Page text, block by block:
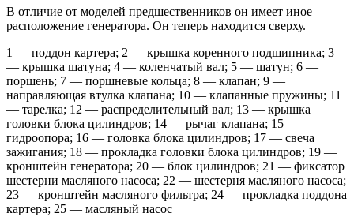
В отличие от моделей предшественников он имеет иное
расположение генератора. Он теперь находится сверху.
1 — поддон картера; 2 — крышка коренного подшипника; 3
— крышка шатуна; 4 — коленчатый вал; 5 — шатун; 6 —
поршень; 7 — поршневые кольца; 8 — клапан; 9 —
направляющая втулка клапана; 10 — клапанные пружины; 11
— тарелка; 12 — распределительный вал; 13 — крышка
головки блока цилиндров; 14 — рычаг клапана; 15 —
гидроопора; 16 — головка блока цилиндров; 17 — свеча
зажигания; 18 — прокладка головки блока цилиндров; 19 —
кронштейн генератора; 20 — блок цилиндров; 21 — фиксатор
шестерни масляного насоса; 22 — шестерня масляного насоса;
23 — кронштейн масляного фильтра; 24 — прокладка поддона
картера; 25 — масляный насос